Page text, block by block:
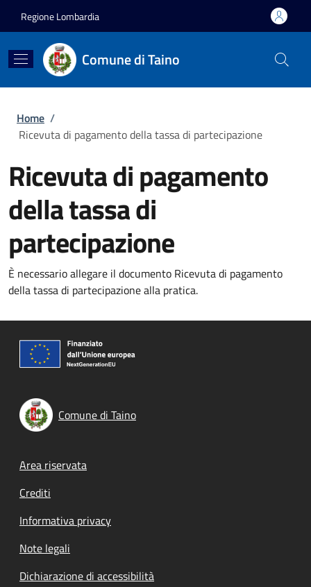
Regione Lombardia
Comune di Taino
Briciole di pane
Home /
Ricevuta di pagamento della tassa di partecipazione
Ricevuta di pagamento
della tassa di
partecipazione
È necessario allegare il documento Ricevuta di pagamento
della tassa di partecipazione alla pratica.
Comune di Taino
Footer menu
Area riservata
Crediti
Informativa privacy
Note legali
Dichiarazione di accessibilità